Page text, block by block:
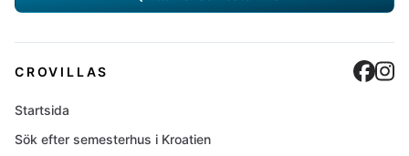
CROVILLAS
Startsida
Sök efter semesterhus i Kroatien